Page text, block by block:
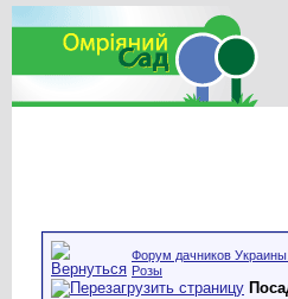
Форум дачников
Розы